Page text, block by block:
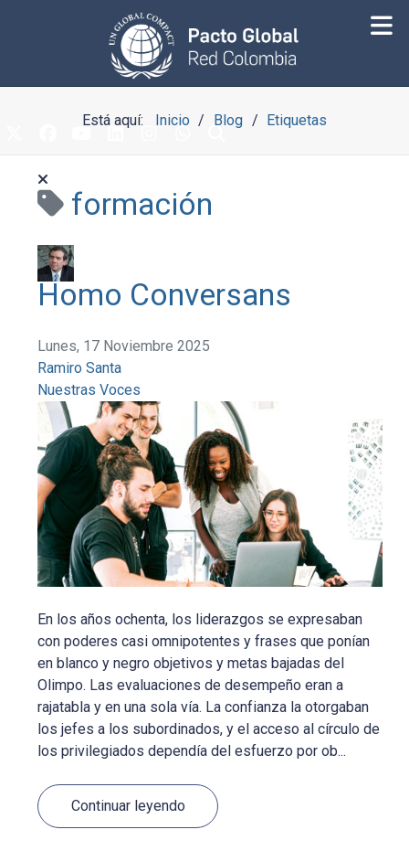
Está aquí: Inicio Blog Etiquetas
formación
Homo Conversans
Lunes, 17 Noviembre 2025
Ramiro Santa
Nuestras Voces
En los años ochenta, los liderazgos se expresaban
con poderes casi omnipotentes y frases que ponían
en blanco y negro objetivos y metas bajadas del
Olimpo. Las evaluaciones de desempeño eran a
rajatabla y en una sola vía. La confianza la otorgaban
los jefes a los subordinados, y el acceso al círculo de
los privilegiados dependía del esfuerzo por ob...
Continuar leyendo